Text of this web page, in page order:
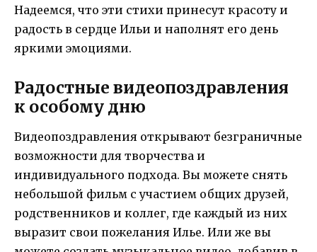
Надеемся, что эти стихи принесут красоту и
радость в сердце Ильи и наполнят его день
яркими эмоциями.
Радостные видеопоздравления
к особому дню
Видеопоздравления открывают безграничные
возможности для творчества и
индивидуального подхода. Вы можете снять
небольшой фильм с участием общих друзей,
родственников и коллег, где каждый из них
выразит свои пожелания Илье. Или же вы